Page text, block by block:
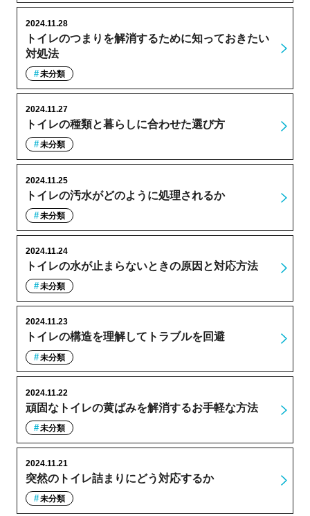
トイレのつまりを解消するために知っておきたい
対処法
2024.11.28
未分類
トイレの種類と暮らしに合わせた選び方
2024.11.27
未分類
トイレの汚水がどのように処理されるか
2024.11.25
未分類
トイレの水が止まらないときの原因と対応方法
2024.11.24
未分類
トイレの構造を理解してトラブルを回避
2024.11.23
未分類
頑固なトイレの黄ばみを解消するお手軽な方法
2024.11.22
未分類
突然のトイレ詰まりにどう対応するか
2024.11.21
未分類